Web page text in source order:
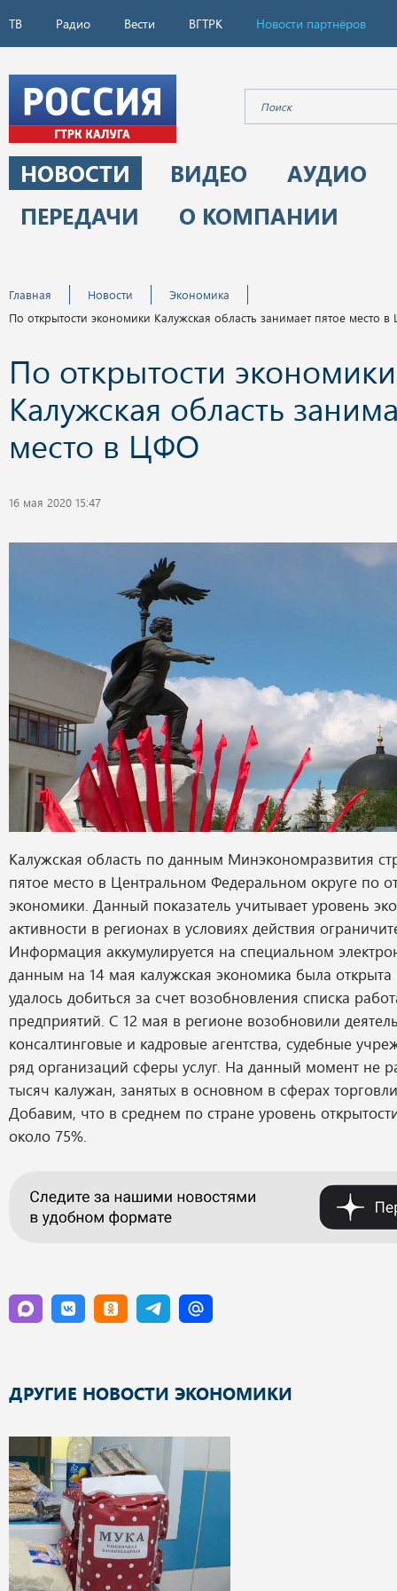
ТВ Радио Вести ВГТРК Новости партнёров
НОВОСТИ ВИДЕО
АУДИО
ПЕРЕДАЧИ
О КОМПАНИИ
Главная Новости
Экономика
По открытости экономики Калужская область занимает пятое место
По открытости экономики
Калужская область
место в ЦФО
16 мая 2020 15:47
Калужская область по данным Минэкономразвития
пятое место в Центральном Федеральном округе по
экономики. Данный показатель учитывает уровень
активности в регионах в условиях действия
Информация аккумулируется на специальном
данным на 14 мая калужская экономика была открыта
удалось добиться за счет возобновления списка
предприятий. С 12 мая в регионе возобновили
консалтинговые и кадровые агентства, судебные
ряд организаций сферы услуг. На данный момент не
тысяч калужан, занятых в основном в сферах
Добавим, что в среднем по стране уровень
около 75%.
ДРУГИЕ НОВОСТИ ЭКОНОМИКИ